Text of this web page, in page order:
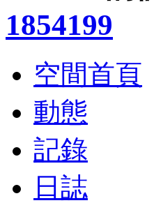
1854199
空間首頁
動態
記錄
日誌